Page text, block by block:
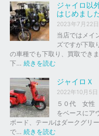
ジャイロ以
はじめました
2023年7月22日
当店ではメイ
ズですが下取
の車種でも下取り、買取でき
下… 続きを読む
ャ
イ
ロ
以
外
の
ジャイロＸ
2022年10月5日
５０代 女性
をベースにア
ボード、テールはダークグリ
で… 続きを読む